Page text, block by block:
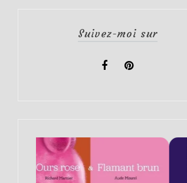
Suivez-moi sur